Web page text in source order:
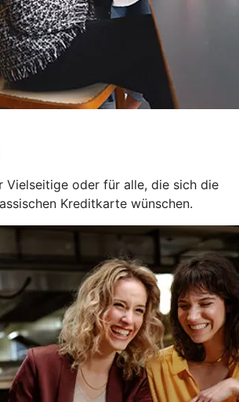
Vielseitige oder für alle, die sich die
Kreditkarte wünschen.